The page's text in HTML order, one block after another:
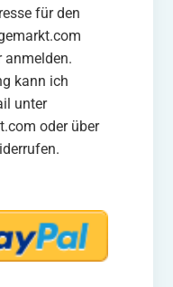
für den
anmelden.
kann ich
unter
oder über